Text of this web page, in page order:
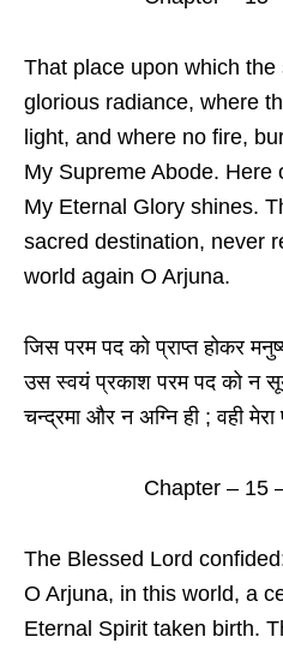
That place upon which
glorious radiance, where
light, and where no fire,
My Supreme Abode. Here
My Eternal Glory shines.
sacred destination, never
world again O Arjuna.
जिस परम पद को प्राप्त होकर
उस स्वयं प्रकाश परम पद को न
चन्द्रमा और न अग्नि ही ; वही
Chapter – 15
The Blessed Lord
O Arjuna, in this world, a
Eternal Spirit taken birth.